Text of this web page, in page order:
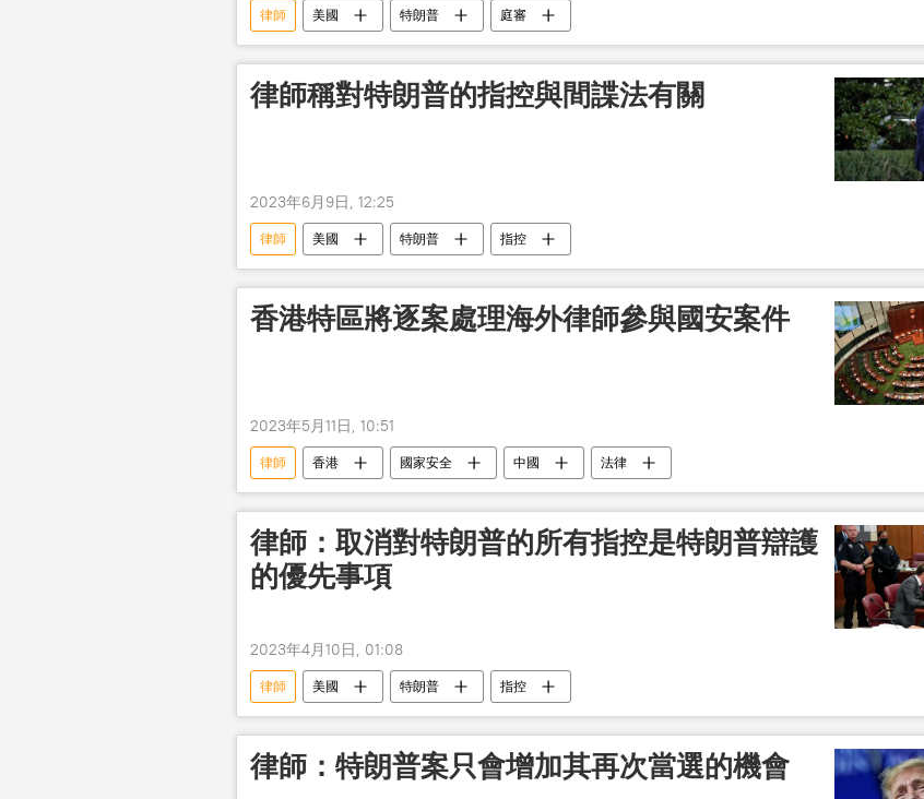
律師 美國 特朗普 庭審
律師稱對特朗普的指控與間諜法有關
2023年6月9日, 12:25
律師 美國 特朗普 指控
香港特區將逐案處理海外律師參與國安案件
2023年5月11日, 10:51
律師 香港 國家安全 中國 法律
律師：取消對特朗普的所有指控是特朗普辯護
的優先事項
2023年4月10日, 01:08
律師 美國 特朗普 指控
律師：特朗普案只會增加其再次當選的機會